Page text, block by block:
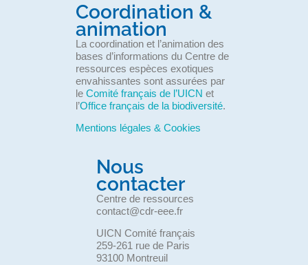
Coordination &
animation
La coordination et l’animation des
bases d’informations du Centre de
ressources espèces exotiques
envahissantes sont assurées par
le Comité français de l’UICN et
l’Office français de la biodiversité.
Mentions légales & Cookies
Nous
contacter
Centre de ressources
contact@cdr-eee.fr
UICN Comité français
259-261 rue de Paris
93100 Montreuil